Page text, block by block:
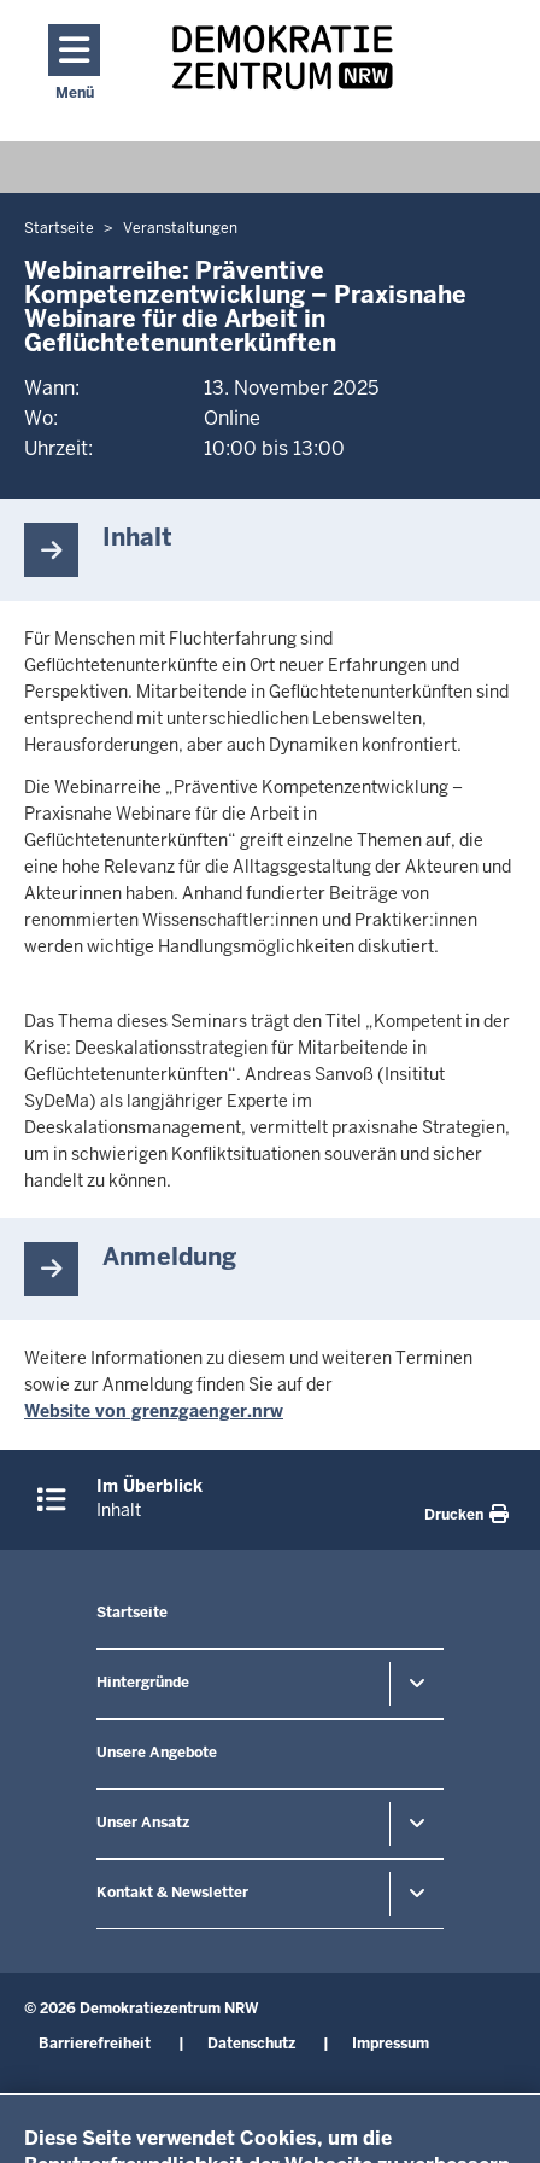
Diese Seite verwendet Cookies, um die
Direkt zum Inhalt
Menü
Sie
befinden
sich
hier
Startseite Veranstaltungen
Webinarreihe: Präventive
Kompetenzentwicklung – Praxisnahe
Webinare für die Arbeit in
Geflüchtetenunterkünften
Wann:
13. November 2025
Wo:
Online
Uhrzeit:
10:00 bis 13:00
Inhalt
Für Menschen mit Fluchterfahrung sind
Geflüchtetenunterkünfte ein Ort neuer Erfahrungen und
Perspektiven. Mitarbeitende in Geflüchtetenunterkünften sind
entsprechend mit unterschiedlichen Lebenswelten,
Herausforderungen, aber auch Dynamiken konfrontiert.
Die Webinarreihe „Präventive Kompetenzentwicklung –
Praxisnahe Webinare für die Arbeit in
Geflüchtetenunterkünften“ greift einzelne Themen auf, die
eine hohe Relevanz für die Alltagsgestaltung der Akteuren und
Akteurinnen haben. Anhand fundierter Beiträge von
renommierten Wissenschaftler:innen und Praktiker:innen
werden wichtige Handlungsmöglichkeiten diskutiert.
Das Thema dieses Seminars trägt den Titel „Kompetent in der
Krise: Deeskalationsstrategien für Mitarbeitende in
Geflüchtetenunterkünften“. Andreas Sanvoß (Insititut
SyDeMa) als langjähriger Experte im
Deeskalationsmanagement, vermittelt praxisnahe Strategien,
um in schwierigen Konfliktsituationen souverän und sicher
handelt zu können.
Anmeldung
Weitere Informationen zu diesem und weiteren Terminen
sowie zur Anmeldung finden Sie auf der
Website von grenzgaenger.nrw
Inhalte
Im Überblick
Inhalt
Drucken
in
der
Fußzeile
Startseite
Hintergründe
Unsere Angebote
Unser Ansatz
Kontakt & Newsletter
© 2026 Demokratiezentrum NRW
Fußzeile
Barrierefreiheit Datenschutz Impressum